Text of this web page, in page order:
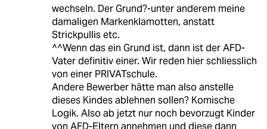
wechseln. Der Grund?-unter anderem meine
damaligen Markenklamotten, anstatt
Strickpullis etc.
^^Wenn das ein Grund ist, dann ist der AFD-
Vater definitiv einer. Wir reden hier schliesslich
von einer PRIVATschule.
Andere Bewerber hätte man also anstelle
dieses Kindes ablehnen sollen? Komische
Logik. Also ab jetzt nur noch bevorzugt Kinder